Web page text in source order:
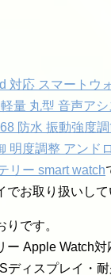
対応 スマートウ
量 丸型 音声ア
防水 振動強度
明度調整 アンド
リー smart watch
でお取り扱いして
です。
ー Apple Watch
ディスプレイ・